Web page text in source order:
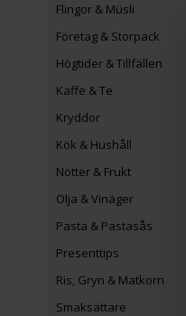
Flingor & Müsli
Företag & Storpack
Högtider & Tillfällen
Kaffe & Te
Kryddor
Kök & Hushåll
Nötter & Frukt
Olja & Vinäger
Pasta & Pastasås
Presenttips
Ris, Gryn & Matkorn
Smaksättare